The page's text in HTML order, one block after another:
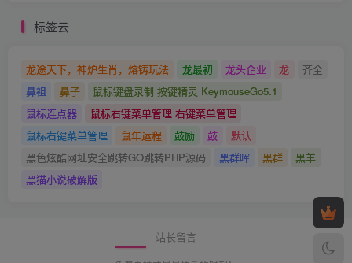
标签云
龙途天下，神炉生肖，熔铸玩法 龙最初 龙头企业 龙
齐全
鼻祖
鼻子
鼠标键盘录制 按键精灵 KeymouseGo5.1
鼠标连点器
鼠标右键菜单管理 右键菜单管理
鼠标右键菜单管理
鼠年运程 鼓励 鼓
默认
黑色炫酷网址安全跳转GO跳转PHP源码
黑群晖 黑群
黑羊
黑猫小说破解版
站长留言